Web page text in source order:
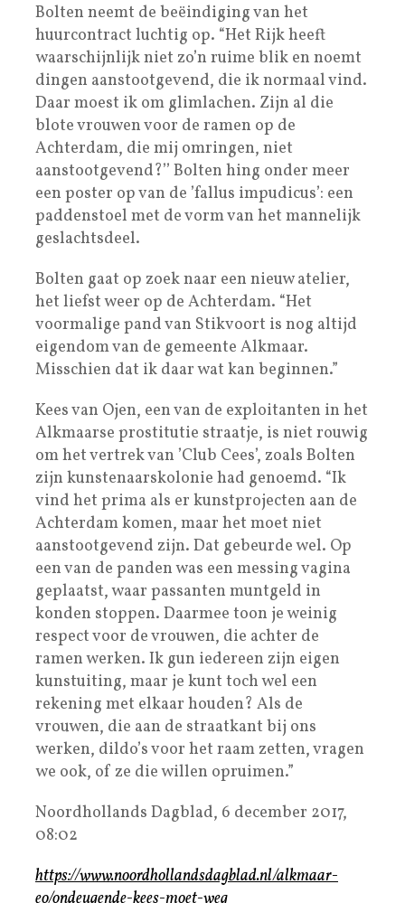
Bolten neemt de beëindiging van het
huurcontract luchtig op. “Het Rijk heeft
waarschijnlijk niet zo’n ruime blik en noemt
dingen aanstootgevend, die ik normaal vind.
Daar moest ik om glimlachen. Zijn al die
blote vrouwen voor de ramen op de
Achterdam, die mij omringen, niet
aanstootgevend?’’ Bolten hing onder meer
een poster op van de ’fallus impudicus’: een
paddenstoel met de vorm van het mannelijk
geslachtsdeel.
Bolten gaat op zoek naar een nieuw atelier,
het liefst weer op de Achterdam. “Het
voormalige pand van Stikvoort is nog altijd
eigendom van de gemeente Alkmaar.
Misschien dat ik daar wat kan beginnen.”
Kees van Ojen, een van de exploitanten in het
Alkmaarse prostitutie straatje, is niet rouwig
om het vertrek van ’Club Cees’, zoals Bolten
zijn kunstenaarskolonie had genoemd. “Ik
vind het prima als er kunstprojecten aan de
Achterdam komen, maar het moet niet
aanstootgevend zijn. Dat gebeurde wel. Op
een van de panden was een messing vagina
geplaatst, waar passanten muntgeld in
konden stoppen. Daarmee toon je weinig
respect voor de vrouwen, die achter de
ramen werken. Ik gun iedereen zijn eigen
kunstuiting, maar je kunt toch wel een
rekening met elkaar houden? Als de
vrouwen, die aan de straatkant bij ons
werken, dildo’s voor het raam zetten, vragen
we ook, of ze die willen opruimen.”
Noordhollands Dagblad, 6 december 2017,
08:02
https://www.noordhollandsdagblad.nl/alkmaar-